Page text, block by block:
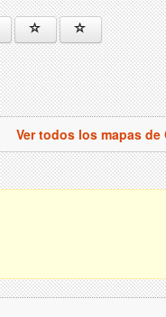
Ver todos los mapas de